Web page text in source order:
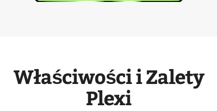
Właściwości i Zalety
Plexi